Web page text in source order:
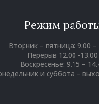
Режим
Вторник – пятница: 9.00 –
Перерыв 12.00 -13.00
Воскресенье: 9.15 –
и суббота –